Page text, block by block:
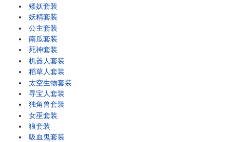
矮妖套装
妖精套装
公主套装
南瓜套装
死神套装
机器人套装
稻草人套装
太空生物套装
寻宝人套装
独角兽套装
女巫套装
狼套装
吸血鬼套装